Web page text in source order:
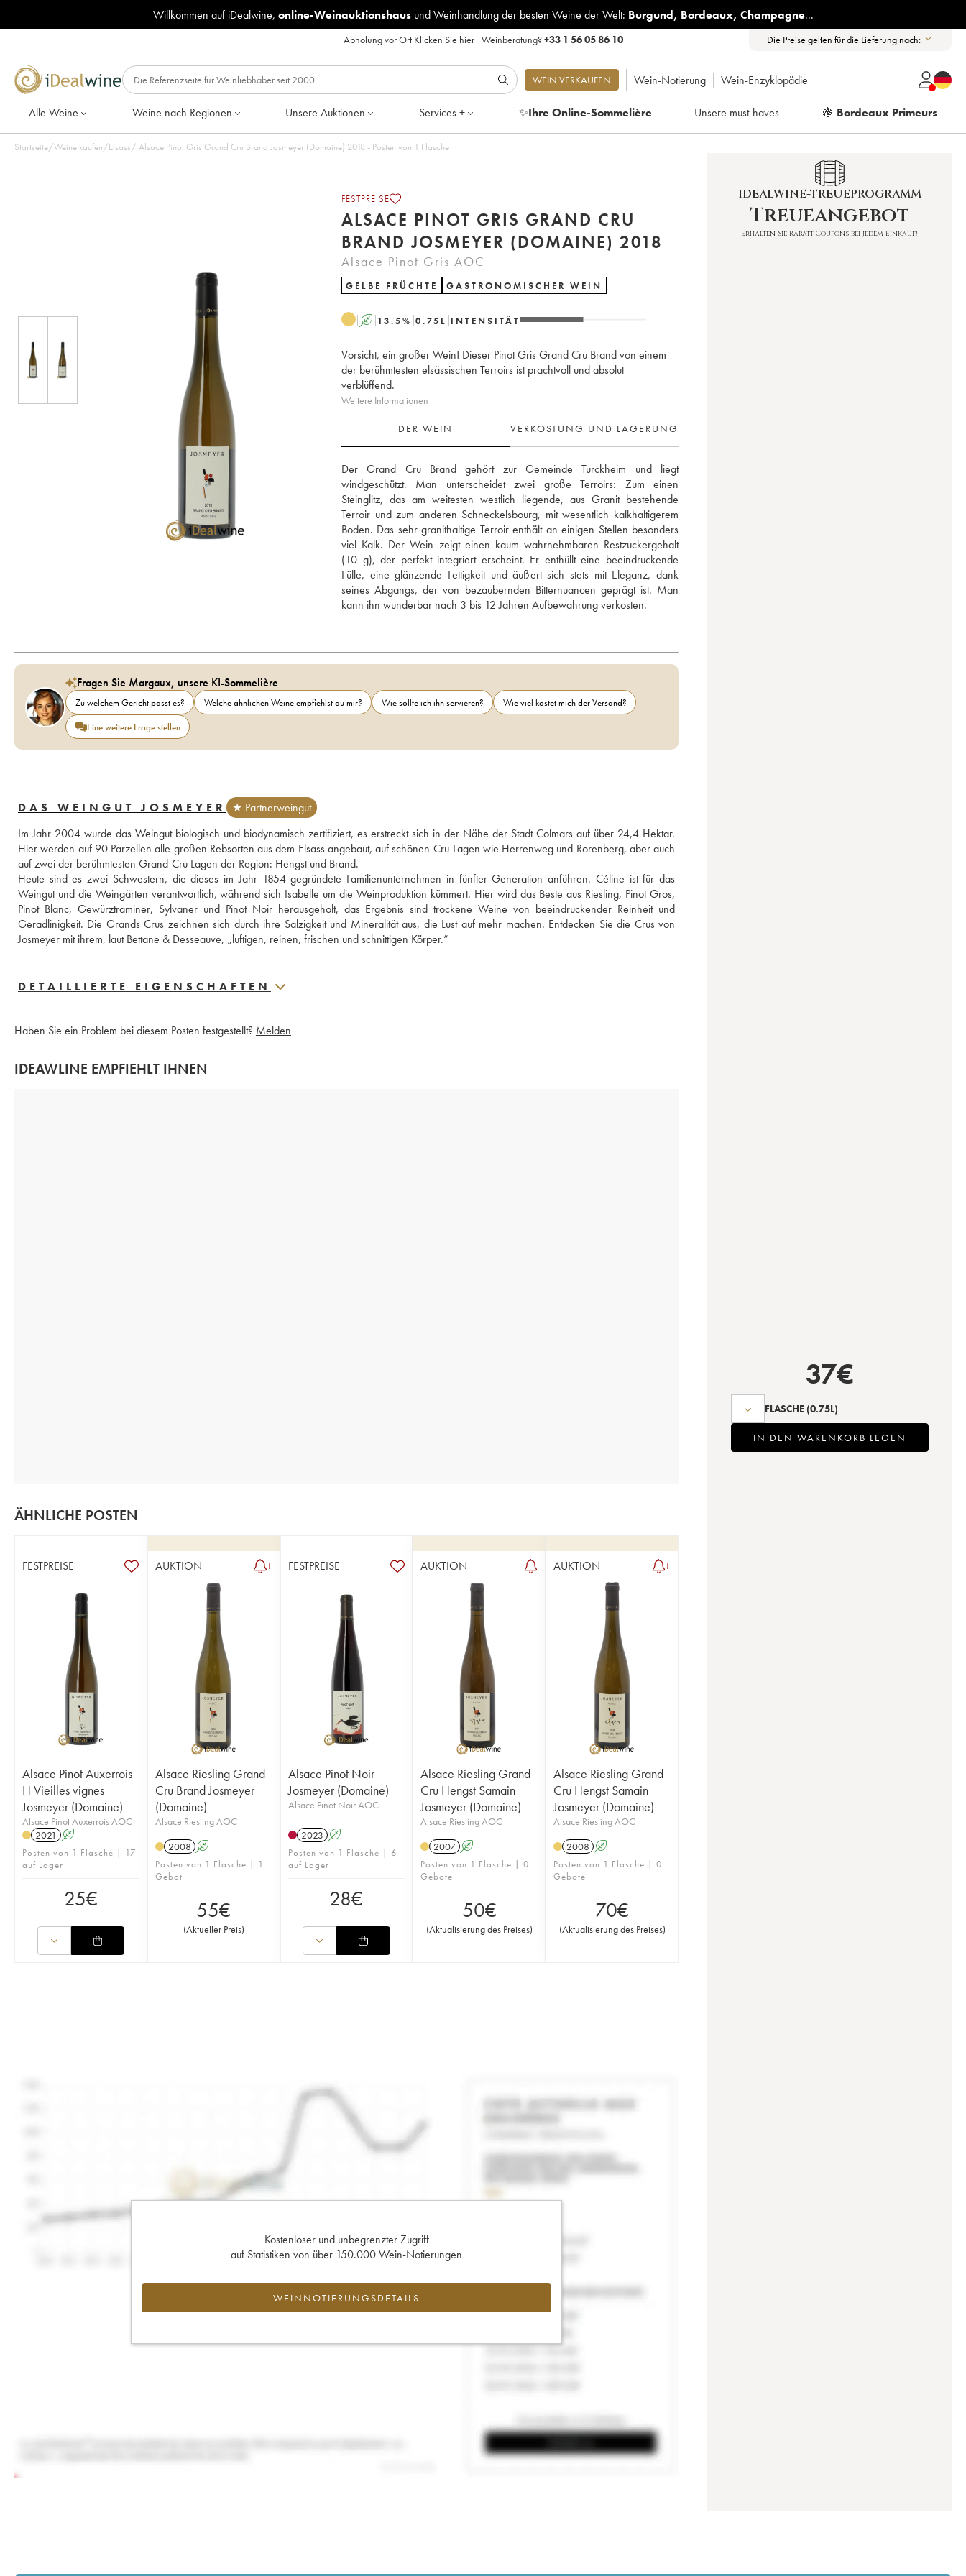
Willkommen auf iDealwine, online-Weinauktionshausund Weinhandlung der besten Weine der Welt: Burgund, Bordeaux, Champagne...
Abholung vor Ort Klicken Sie hier|Weinberatung?+33 1 56 05 86 10 Die Preise gelten für die Lieferung nach:
WEIN VERKAUFEN Wein-Notierung Wein-Enzyklopädie
Alle Weine Weine nach Regionen Unsere Auktionen Services + ✨Ihre Online-Sommelière Unsere must-haves 🍇 Bordeaux Primeurs
Startseite/Weine kaufen/Elsass/ Alsace Pinot Gris Grand Cru Brand Josmeyer (Domaine) 2018 - Posten von 1 Flasche
FESTPREISE
ALSACE PINOT GRIS GRAND CRU
BRAND JOSMEYER (DOMAINE) 2018
Alsace Pinot Gris AOC
GELBE FRÜCHTE GASTRONOMISCHER WEIN
A 13.5% 0.75 L INTENSITÄT
Vorsicht, ein großer Wein! Dieser Pinot Gris Grand Cru Brand von einem
der berühmtesten elsässischen Terroirs ist prachtvoll und absolut
verblüffend.
Weitere Informationen
DER WEIN VERKOSTUNG UND LAGERUNG
Der Grand Cru Brand gehört zur Gemeinde Turckheim und liegt
windgeschützt. Man unterscheidet zwei große Terroirs: Zum einen
Steinglitz, das am weitesten westlich liegende, aus Granit bestehende
Terroir und zum anderen Schneckelsbourg, mit wesentlich kalkhaltigerem
Boden. Das sehr granithaltige Terroir enthält an einigen Stellen besonders
viel Kalk. Der Wein zeigt einen kaum wahrnehmbaren Restzuckergehalt
(10 g), der perfekt integriert erscheint. Er enthüllt eine beeindruckende
Fülle, eine glänzende Fettigkeit und äußert sich stets mit Eleganz, dank
seines Abgangs, der von bezaubernden Bitternuancen geprägt ist. Man
kann ihn wunderbar nach 3 bis 12 Jahren Aufbewahrung verkosten.
Fragen Sie Margaux, unsere KI-Sommelière
Zu welchem Gericht passt es? Welche ähnlichen Weine empfiehlst du mir? Wie sollte ich ihn servieren?
Wie viel kostet mich der Versand?
Eine weitere Frage stellen
DAS WEINGUT JOSMEYER
★ Partnerweingut
Im Jahr 2004 wurde das Weingut biologisch und biodynamisch zertifiziert, es erstreckt sich in der Nähe der Stadt Colmars auf über 24,4 Hektar.
Hier werden auf 90 Parzellen alle großen Rebsorten aus dem Elsass angebaut, auf schönen Cru-Lagen wie Herrenweg und Rorenberg, aber auch
auf zwei der berühmtesten Grand-Cru Lagen der Region: Hengst und Brand.
Heute sind es zwei Schwestern, die dieses im Jahr 1854 gegründete Familienunternehmen in fünfter Generation anführen. Céline ist für das
Weingut und die Weingärten verantwortlich, während sich Isabelle um die Weinproduktion kümmert. Hier wird das Beste aus Riesling, Pinot Gros,
Pinot Blanc, Gewürztraminer, Sylvaner und Pinot Noir herausgeholt, das Ergebnis sind trockene Weine von beeindruckender Reinheit und
Geradlinigkeit. Die Grands Crus zeichnen sich durch ihre Salzigkeit und Mineralität aus, die Lust auf mehr machen. Entdecken Sie die Crus von
Josmeyer mit ihrem, laut Bettane & Desseauve, „luftigen, reinen, frischen und schnittigen Körper.“
DETAILLIERTE EIGENSCHAFTEN
Haben Sie ein Problem bei diesem Posten festgestellt? Melden
IDEAWLINE EMPFIEHLT IHNEN
ÄHNLICHE POSTEN
FESTPREISE
Alsace Pinot Auxerrois
H Vieilles vignes
Josmeyer (Domaine)
Alsace Pinot Auxerrois AOC
2021
A
Posten von 1 Flasche | 17
auf Lager
25€
AUKTION 1
Alsace Riesling Grand
Cru Brand Josmeyer
(Domaine)
Alsace Riesling AOC
2008 A
Posten von 1 Flasche | 1
Gebot
55€
(Aktueller Preis)
FESTPREISE
Alsace Pinot Noir
Josmeyer (Domaine)
Alsace Pinot Noir AOC
2023 A
Posten von 1 Flasche | 6
auf Lager
28€
AUKTION
Alsace Riesling Grand
Cru Hengst Samain
Josmeyer (Domaine)
Alsace Riesling AOC
2007 A
Posten von 1 Flasche | 0
Gebote
50€
(Aktualisierung des Preises)
AUKTION 1
Alsace Riesling Grand
Cru Hengst Samain
Josmeyer (Domaine)
Alsace Riesling AOC
2008 A
Posten von 1 Flasche | 0
Gebote
70€
(Aktualisierung des Preises)
Kostenloser und unbegrenzter Zugriff
auf Statistiken von über 150.000 Wein-Notierungen
WEINNOTIERUNGSDETAILS
IDEALWINE-TREUEPROGRAMM
Treueangebot
Erhalten Sie Rabatt-Coupons bei jedem Einkauf!
37€
FLASCHE (0.75L)
IN DEN WARENKORB LEGEN